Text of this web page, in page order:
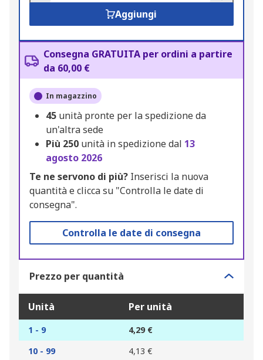
Aggiungi
Consegna GRATUITA per ordini a partire
da 60,00 €
In magazzino
45 unità pronte per la spedizione da
un'altra sede
Più 250 unità in spedizione dal 13
agosto 2026
Te ne servono di più? Inserisci la nuova
quantità e clicca su "Controlla le date di
consegna".
Controlla le date di consegna
Prezzo per quantità
Unità Per unità
1 - 9
4,29 €
10 - 99
4,13 €